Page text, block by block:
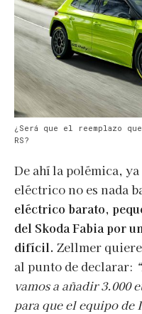
¿Será que el reemplazo
RS?
De ahí la polémica,
eléctrico no es nada
eléctrico barato,
del Skoda Fabia por
difícil. Zellmer
al punto de declarar:
vamos a añadir 3.000
para que el equipo de